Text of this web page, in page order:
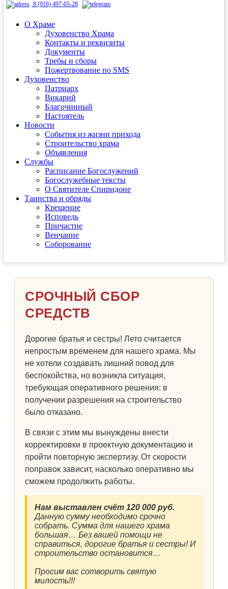
8 (916) 497-05-28
О Храме
Духовенство Храма
Контакты и реквизиты
Документы
Требы и сборы
Пожертвование по SMS
Духовенство
Патриарх
Викарий
Благочинный
Настоятель
Новости
События из жизни прихода
Строительство храма
Объявления
Службы
Расписание Богослужений
Богослужебные тексты
О Святителе Спиридоне
Таинства и обряды
Крещение
Исповедь
Причастие
Венчание
Соборование
СРОЧНЫЙ СБОР
СРЕДСТВ
Дорогие братья и сестры! Лето считается
непростым временем для нашего храма. Мы
не хотели создавать лишний повод для
беспокойства, но возникла ситуация,
требующая оперативного решения: в
получении разрешения на строительство
было отказано.
В связи с этим мы вынуждены внести
корректировки в проектную документацию и
пройти повторную экспертизу. От скорости
поправок зависит, насколько оперативно мы
сможем продолжить работы.
Нам выставлен счёт 120 000 руб.
Данную сумму необходимо срочно
собрать. Сумма для нашего храма
большая… Без вашей помощи не
справиться, дорогие братья и сестры! И
строительство остановится…
Просим вас сотворить святую
милость!!!